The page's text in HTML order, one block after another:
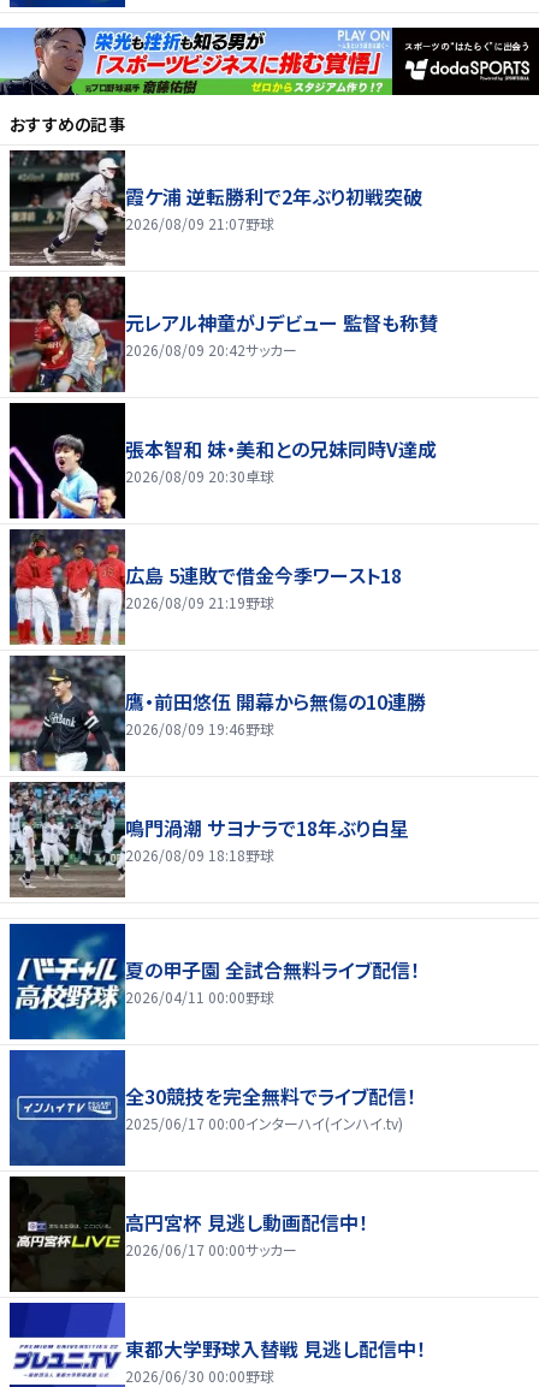
おすすめの記事
霞ケ浦 逆転勝利で2年ぶり初戦突破
2026/08/09 21:07野球
元レアル神童がJデビュー 監督も称賛
2026/08/09 20:42サッカー
張本智和 妹・美和との兄妹同時V達成
2026/08/09 20:30卓球
広島 5連敗で借金今季ワースト18
2026/08/09 21:19野球
鷹・前田悠伍 開幕から無傷の10連勝
2026/08/09 19:46野球
鳴門渦潮 サヨナラで18年ぶり白星
2026/08/09 18:18野球
夏の甲子園 全試合無料ライブ配信！
2026/04/11 00:00野球
全30競技を完全無料でライブ配信！
2025/06/17 00:00インターハイ(インハイ.tv)
高円宮杯 見逃し動画配信中！
2026/06/17 00:00サッカー
東都大学野球入替戦 見逃し配信中！
2026/06/30 00:00野球